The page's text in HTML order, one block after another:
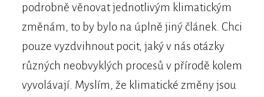
podrobně věnovat jednotlivým klimatickým
změnám, to by bylo na úplně jiný článek. Chci
pouze vyzdvihnout pocit, jaký v nás otázky
různých neobvyklých procesů v přírodě kolem
vyvolávají. Myslím, že klimatické změny jsou